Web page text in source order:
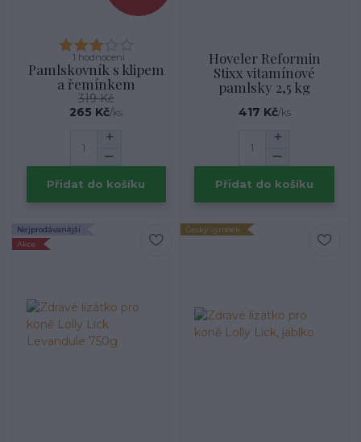
1 hodnocení
Pamlskovník s klipem
a řemínkem
319 Kč
265 Kč/ks
Přidat do košíku
Hoveler Reformin
Stixx vitamínové
pamlsky 2,5 kg
417 Kč/ks
Přidat do košíku
Nejprodávanější
Akce
Český výrobek